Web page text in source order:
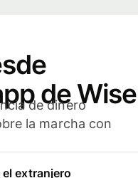
de Wise
de dinero
la marcha con
extranjero